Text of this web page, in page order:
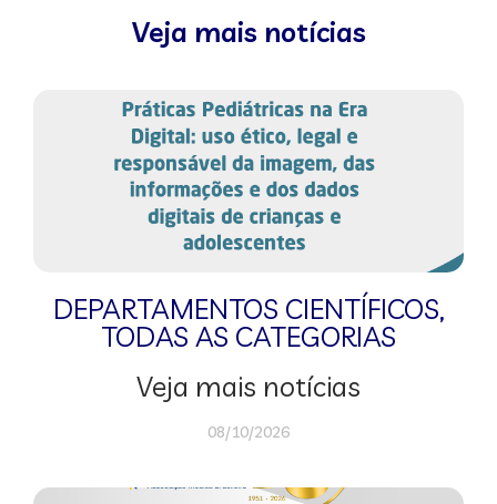
Veja mais notícias
DEPARTAMENTOS CIENTÍFICOS,
TODAS AS CATEGORIAS
Veja mais notícias
08/10/2026